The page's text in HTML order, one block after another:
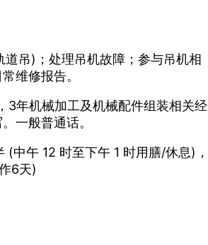
吊)；处理吊机故障；参与吊机相
维修报告。
3年机械加工及机械配件组装相关经
一般普通话。
中午 12 时至下午 1 时用膳/休息)，
6天)